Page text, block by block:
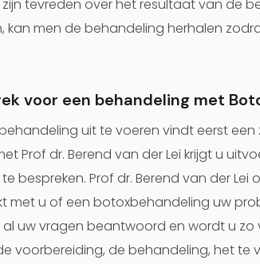
tevreden over het resultaat van de
kan men de behandeling herhalen
voor een behandeling met
uit te voeren vindt eerst
Prof dr. Berend van der Lei krijgt u
bespreken. Prof dr. Berend van der
met u of een botoxbehandeling uw
uw vragen beantwoord en wordt u
voorbereiding, de behandeling, het te